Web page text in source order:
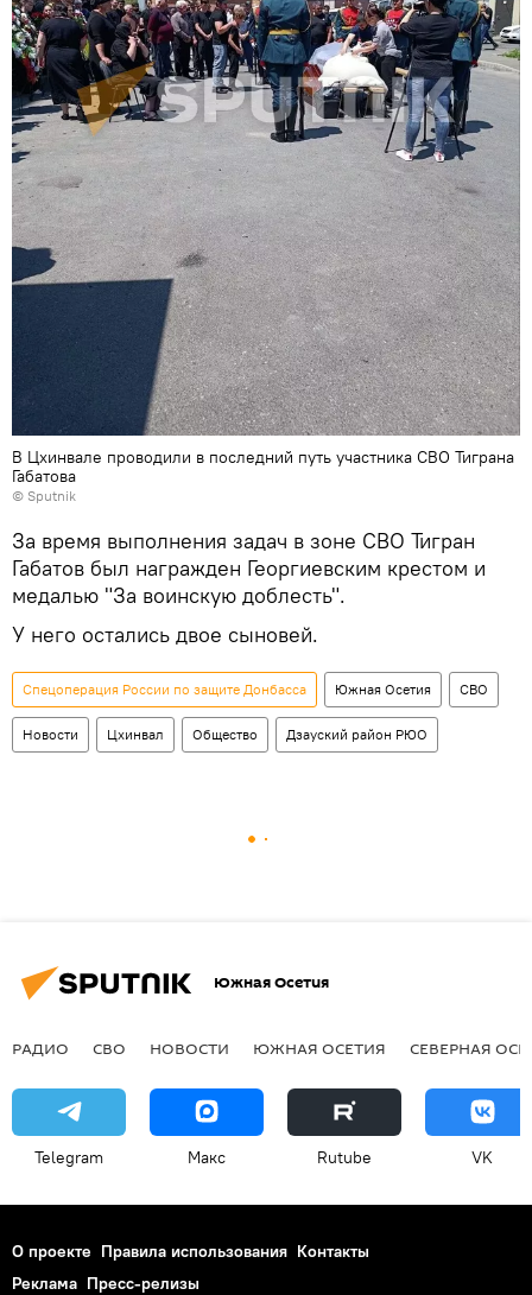
В Цхинвале проводили в последний путь участника СВО Тиграна
Габатова
© Sputnik
За время выполнения задач в зоне СВО Тигран
Габатов был награжден Георгиевским крестом и
медалью "За воинскую доблесть".
У него остались двое сыновей.
Спецоперация России по защите Донбасса Южная Осетия СВО
Новости Цхинвал Общество Дзауский район РЮО
Южная Осетия
РАДИО СВО НОВОСТИ ЮЖНАЯ ОСЕТИЯ СЕВЕРНАЯ
Telegram Макс Rutube VK
О проекте Правила использования Контакты
Реклама Пресс-релизы